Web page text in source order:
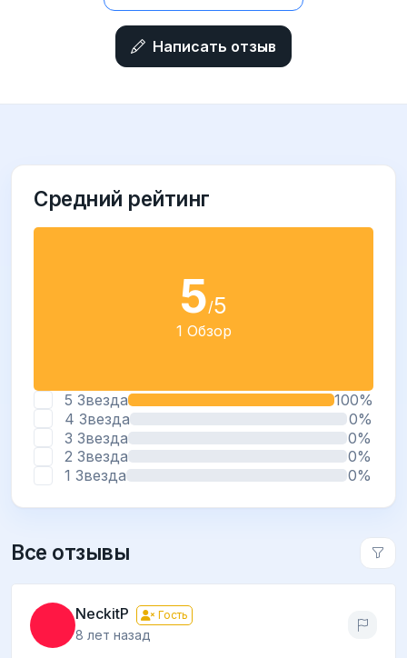
Написать отзыв
Средний рейтинг
5/5
1 Обзор
5 Звезда
100%
4 Звезда
0%
3 Звезда
0%
2 Звезда
0%
1 Звезда
0%
Все отзывы
NeckitP Гость
8 лет назад